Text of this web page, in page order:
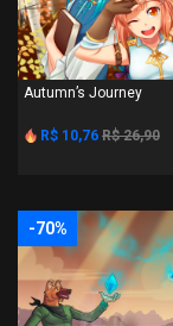
Autumn’s Journey
R$ 10,76 R$ 26,90
-70%